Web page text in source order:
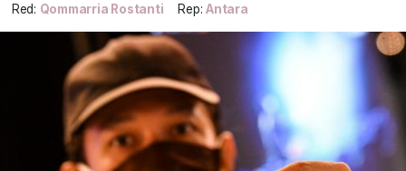
Red: Qommarria Rostanti Rep: Antara